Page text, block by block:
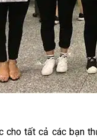
cho tất cả các bạn